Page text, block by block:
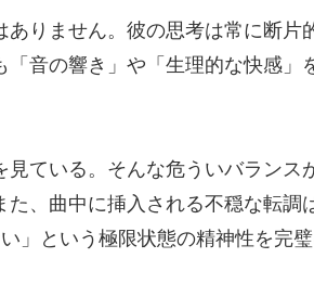
りません。彼の思考は常に断片
音の響き」や「生理的な快感」
見ている。そんな危ういバランス
、曲中に挿入される不穏な転調
」という極限状態の精神性を完璧